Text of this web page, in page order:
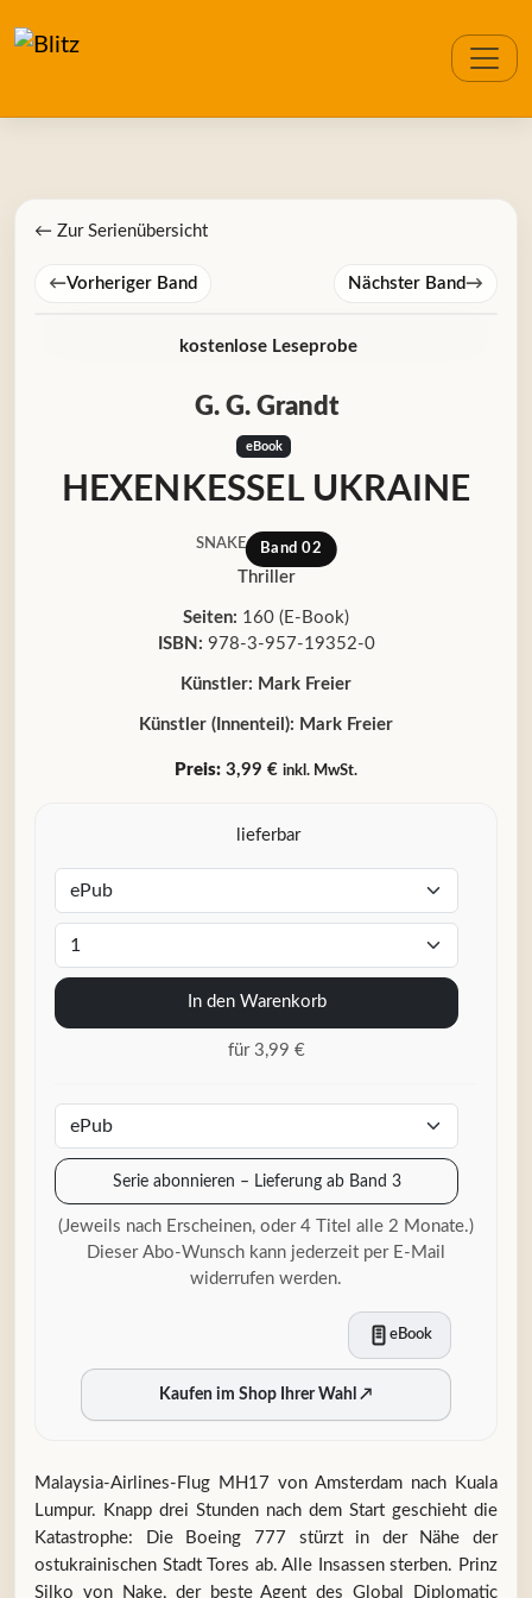
← Zur Serienübersicht
←Vorheriger Band Nächster Band→
kostenlose Leseprobe
G. G. Grandt
eBook
HEXENKESSEL UKRAINE
SNAKE Band 02
Thriller
Seiten: 160 (E-Book)
ISBN: 978-3-957-19352-0
Künstler: Mark Freier
Künstler (Innenteil): Mark Freier
Preis: 3,99 € inkl. MwSt.
lieferbar
In den Warenkorb
für 3,99 €
Serie abonnieren – Lieferung ab Band 3
(Jeweils nach Erscheinen, oder 4 Titel alle 2 Monate.)
Dieser Abo-Wunsch kann jederzeit per E-Mail
widerrufen werden.
eBook
Kaufen im Shop Ihrer Wahl ↗
Malaysia-Airlines-Flug MH17 von Amsterdam nach Kuala
Lumpur. Knapp drei Stunden nach dem Start geschieht die
Katastrophe: Die Boeing 777 stürzt in der Nähe der
ostukrainischen Stadt Tores ab. Alle Insassen sterben. Prinz
Silko von Nake, der beste Agent des Global Diplomatic